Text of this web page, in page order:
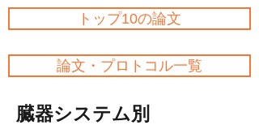
トップ10の論文
論文・プロトコル一覧
臓器システム別